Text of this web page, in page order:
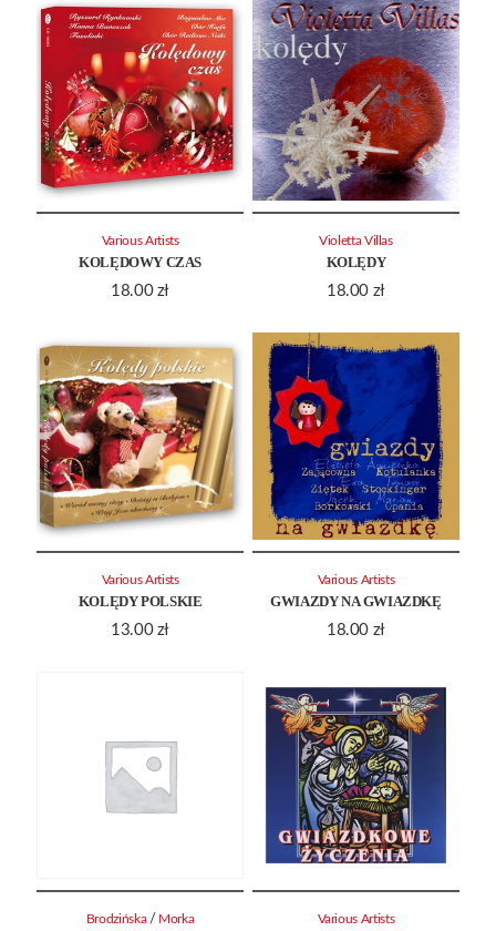
KOLĘDOWY CZAS
18.00 zł
Various Artists
KOLĘDY
18.00 zł
Violetta Villas
KOLĘDY POLSKIE
13.00 zł
Various Artists
GWIAZDY NA GWIAZDKĘ
18.00 zł
Various Artists
Brodzińska / Morka Various Artists